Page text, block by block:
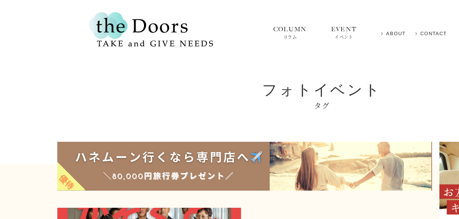
COLUMN
コラム
EVENT
イベント ABOUT CONTACT
フォトイベント
タグ